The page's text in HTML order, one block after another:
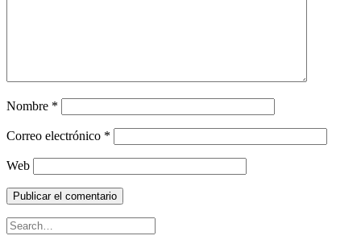
Nombre *
Correo electrónico *
Web